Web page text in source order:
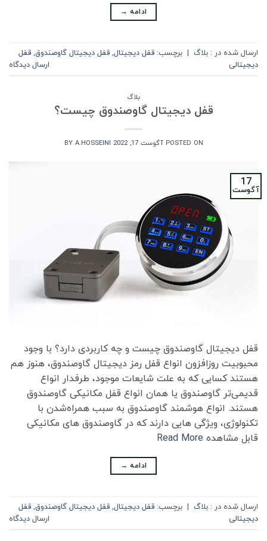
ادامه →
ارسال شده در : بلاگ | برچسب: قفل دیجیتال, قفل دیجیتال گاوصندوق, قفل
دیجیتالی
ارسال دیدگاه
بلاگ
قفل دیجیتال گاوصندوق چیست؟
POSTED ON آگوست 17, 2022 BY A.HOSSEINI
17
آگوست
قفل دیجیتال گاوصندوق چیست و چه کاربردی دارد؟ با وجود
محبوبیت روزافزون انواع قفل رمز دیجیتال گاوصندوق، هنوز هم
هستند کسایی که به علت شایعات موجود، طرفدار انواع
قدیمی‌تر گاوصندوق یا همان انواع قفل مکانیکی گاوصندوق
هستند. انواع هوشمند گاوصندوق به سبب همراه‌شدن با
تکنولوژی، ویژگی هایی دارند که در گاوصندوق های مکانیکی
قابل مشاهده Read More
ادامه →
ارسال شده در : بلاگ | برچسب: قفل دیجیتال, قفل دیجیتال گاوصندوق, قفل
دیجیتالی
ارسال دیدگاه